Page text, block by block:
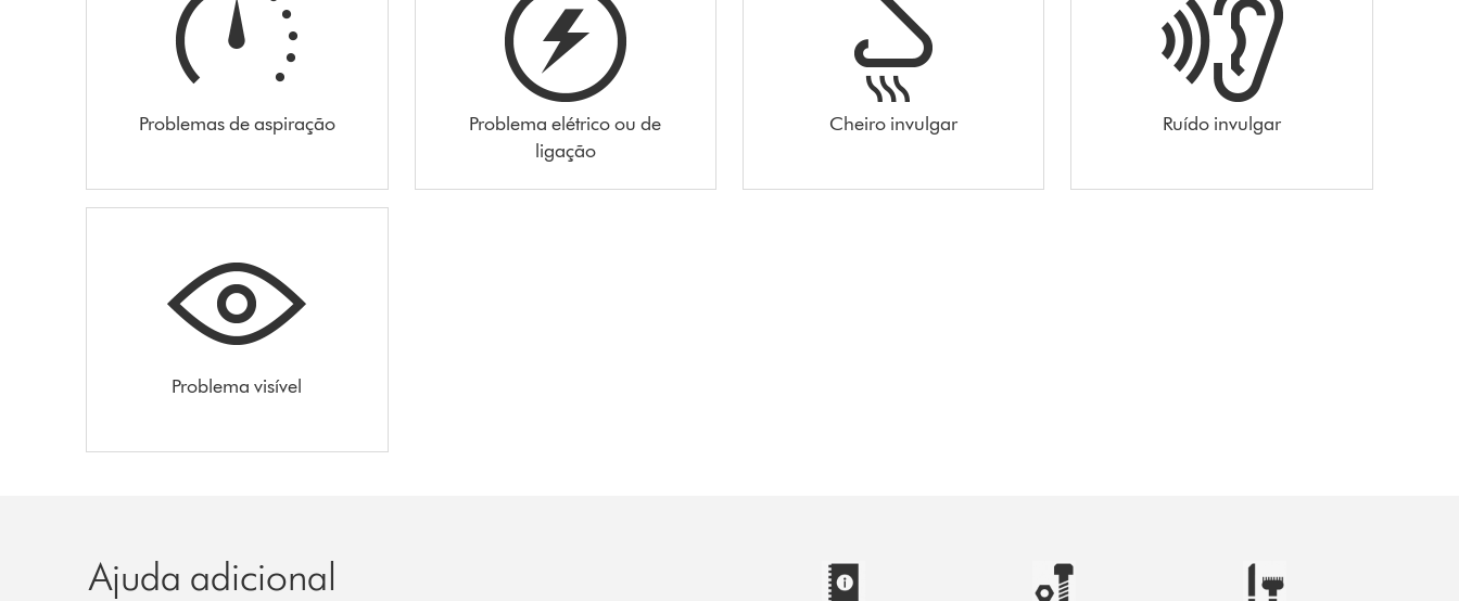
Problemas de aspiração
Problema elétrico ou de
ligação
Cheiro invulgar Ruído invulgar
Problema visível
Ajuda adicional